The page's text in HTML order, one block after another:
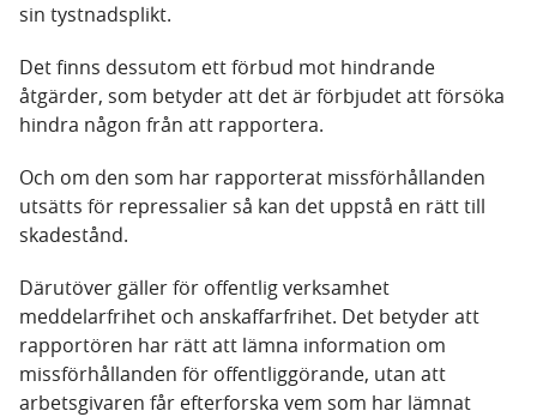
sin tystnadsplikt.
Det finns dessutom ett förbud mot hindrande
åtgärder, som betyder att det är förbjudet att försöka
hindra någon från att rapportera.
Och om den som har rapporterat missförhållanden
utsätts för repressalier så kan det uppstå en rätt till
skadestånd.
Därutöver gäller för offentlig verksamhet
meddelarfrihet och anskaffarfrihet. Det betyder att
rapportören har rätt att lämna information om
missförhållanden för offentliggörande, utan att
arbetsgivaren får efterforska vem som har lämnat